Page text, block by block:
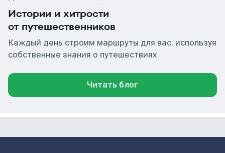
Истории и хитрости
от путешественников
Каждый день строим маршруты для вас, используя
собственные знания о путешествиях
Читать блог